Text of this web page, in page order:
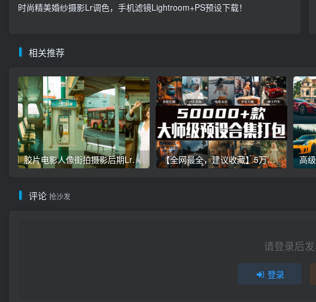
时尚精美婚纱摄影Lr调色，手机滤镜Lightroom+PS预设下载！
相关推荐
胶片电影人像街拍摄影后期Lr调色教程，手机滤镜PS+Lightroom预设下载！ 【全网最全，建议收藏】5万多款Lr顶级调色预设合集，精心整理，分类清晰，摄影师调色师必备素材，够用一辈子！
评论 抢沙发
请登录后
登录